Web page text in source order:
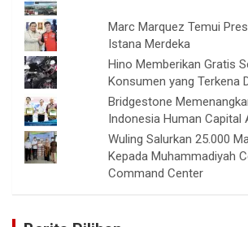
Marc Marquez Temui
Istana Merdeka
Hino Memberikan Gratis
Konsumen yang Terkena
Bridgestone
Indonesia Human Capital
Wuling Salurkan 25.000
Kepada Muhammadiyah
Command Center